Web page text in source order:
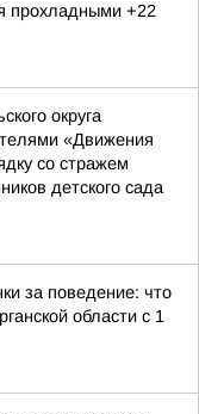
прохладными +22
округа
«Движения
со стражем
детского сада
за поведение: что
области с 1